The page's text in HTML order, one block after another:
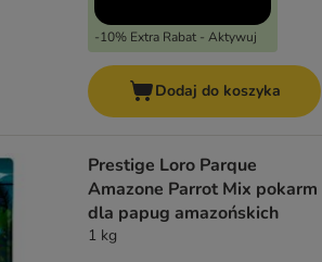
-10% Extra Rabat - Aktywuj
Dodaj do koszyka
Prestige Loro Parque
Amazone Parrot Mix pokarm
dla papug amazońskich
1 kg